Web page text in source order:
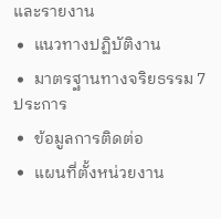
และรายงาน
แนวทางปฏิบัติงาน
มาตรฐานทางจริยธรรม 7
ประการ
ข้อมูลการติดต่อ
แผนที่ตั้งหน่วยงาน